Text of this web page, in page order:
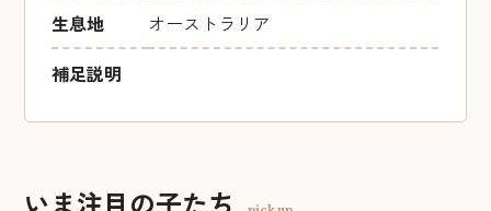
生息地
オーストラリア
補足説明
いま注目の子たち